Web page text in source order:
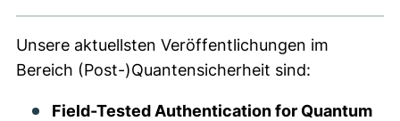
Unsere aktuellsten Veröffentlichungen im
Bereich (Post-)Quantensicherheit sind:
Field-Tested Authentication for Quantum